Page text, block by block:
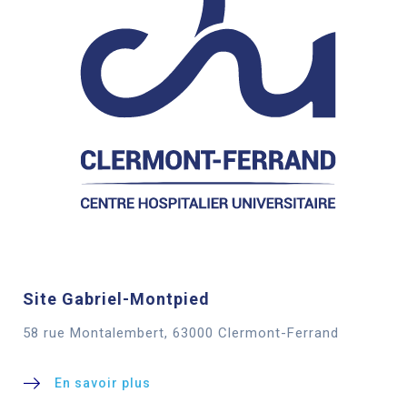
Site Gabriel-Montpied
58 rue Montalembert, 63000 Clermont-Ferrand
En savoir plus